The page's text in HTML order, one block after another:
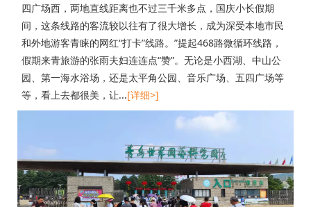
四广场西，两地直线距离也不过三千米多点，国庆小长假期
间，这条线路的客流较以往有了很大增长，成为深受本地市民
和外地游客青睐的网红“打卡”线路。”提起468路微循环线路，
假期来青旅游的张雨夫妇连连点“赞”。无论是小西湖、中山公
园、第一海水浴场，还是太平角公园、音乐广场、五四广场等
等，看上去都很美，让...[详细>]